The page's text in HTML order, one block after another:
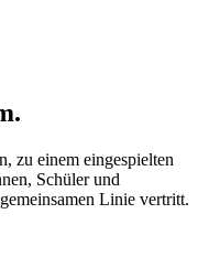
zu einem eingespielten
Schüler und
Linie vertritt.